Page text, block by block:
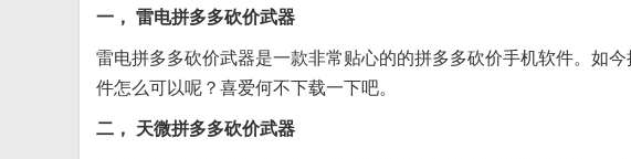
一， 雷电拼多多砍价武器
雷电拼多多砍价武器是一款非常贴心的的拼多多砍价手机软件。如
件怎么可以呢？喜爱何不下载一下吧。
二， 天微拼多多砍价武器